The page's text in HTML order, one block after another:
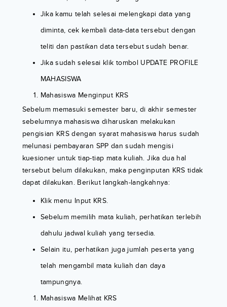
Jika kamu telah selesai melengkapi data yang
diminta, cek kembali data-data tersebut dengan
teliti dan pastikan data tersebut sudah benar.
Jika sudah selesai klik tombol UPDATE PROFILE
MAHASISWA
Mahasiswa Menginput KRS
Sebelum memasuki semester baru, di akhir semester
sebelumnya mahasiswa diharuskan melakukan
pengisian KRS dengan syarat mahasiswa harus sudah
melunasi pembayaran SPP dan sudah mengisi
kuesioner untuk tiap-tiap mata kuliah. Jika dua hal
tersebut belum dilakukan, maka penginputan KRS tidak
dapat dilakukan. Berikut langkah-langkahnya:
Klik menu Input KRS.
Sebelum memilih mata kuliah, perhatikan terlebih
dahulu jadwal kuliah yang tersedia.
Selain itu, perhatikan juga jumlah peserta yang
telah mengambil mata kuliah dan daya
tampungnya.
Mahasiswa Melihat KRS